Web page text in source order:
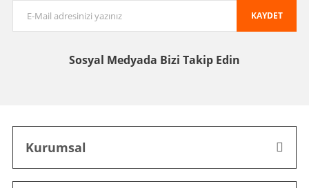
KAYDET
Sosyal Medyada Bizi Takip Edin
Kurumsal